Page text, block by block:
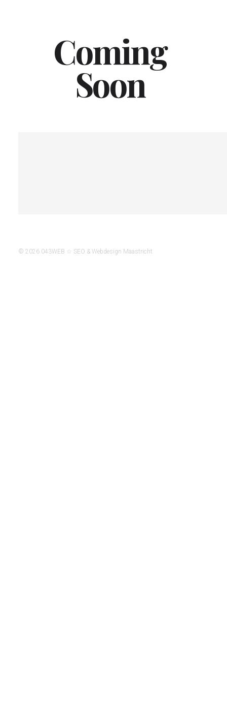
Coming
Soon
© 2026 043WEB ☆ SEO & Webdesign Maastricht